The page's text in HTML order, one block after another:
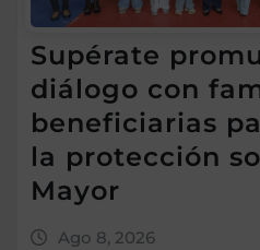
Supérate
diálogo con
beneficiarias
la protección
Mayor
Ago 8, 2026